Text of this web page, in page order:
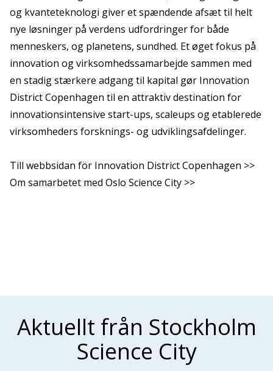
og kvanteteknologi giver et spændende afsæt til helt
nye løsninger på verdens udfordringer for både
menneskers, og planetens, sundhed. Et øget fokus på
innovation og virksomhedssamarbejde sammen med
en stadig stærkere adgang til kapital gør Innovation
District Copenhagen til en attraktiv destination for
innovationsintensive start-ups, scaleups og etablerede
virksomheders forsknings- og udviklingsafdelinger.
Till webbsidan för Innovation District Copenhagen >>
Om samarbetet med Oslo Science City >>
Aktuellt från Stockholm
Science City